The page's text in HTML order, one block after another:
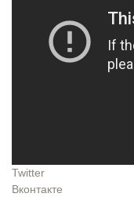
Twitter
Вконтакте